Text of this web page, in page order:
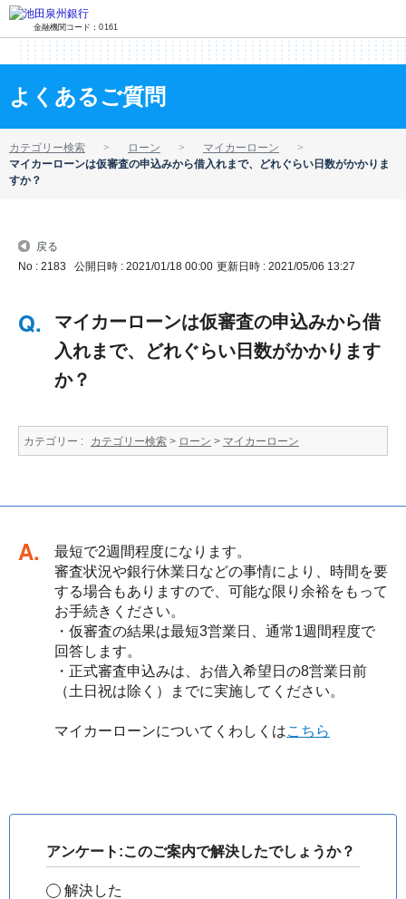
金融機関コード：0161
よくあるご質問
カテゴリー検索 ローン
マイカーローン
マイカーローンは仮審査の申込みから借入れまで、どれぐらい日数がかかりま
すか？
戻る
No : 2183 公開日時 : 2021/01/18 00:00 更新日時 : 2021/05/06 13:27
マイカーローンは仮審査の申込みから借
入れまで、どれぐらい日数がかかります
か？
カテゴリー : カテゴリー検索 > ローン > マイカーローン
回答
最短で2週間程度になります。
審査状況や銀行休業日などの事情により、時間を要
する場合もありますので、可能な限り余裕をもって
お手続きください。
・仮審査の結果は最短3営業日、通常1週間程度で
回答します。
・正式審査申込みは、お借入希望日の8営業日前
（土日祝は除く）までに実施してください。
マイカーローンについてくわしくはこちら
アンケート:このご案内で解決したでしょうか？
解決した